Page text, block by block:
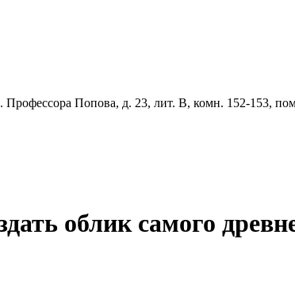
Профессора Попова, д. 23, лит. В, комн. 152-153,
облик самого